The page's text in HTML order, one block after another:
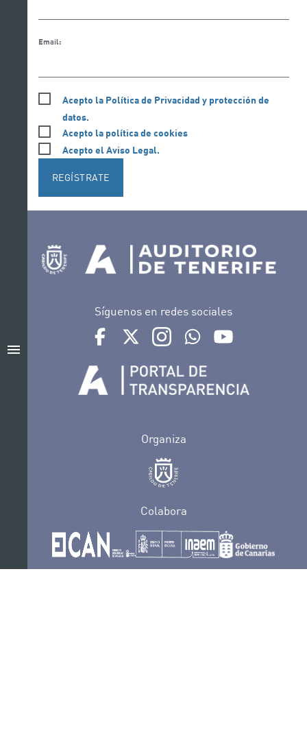
menu
Email:
Acepto la Política de Privacidad y protección de
datos.
Acepto la política de cookies
Acepto el Aviso Legal.
REGÍSTRATE
Síguenos en redes sociales
Ir a perfil de Auditorio de Tenerife en Facebook
Ir a perfil de Auditorio de Tenerife en
Ir a perfil de Auditorio de
Ir al Boletín Whatsapp
Organiza
Colabora